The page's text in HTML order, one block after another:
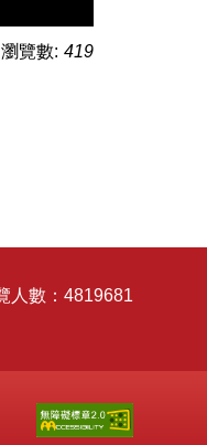
瀏覽數: 419
4819681